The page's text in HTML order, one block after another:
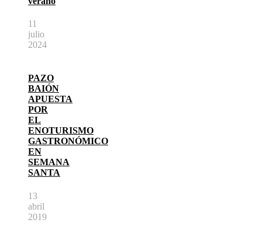
11
julio
2024
PAZO
BAIÓN
APUESTA
POR
EL
ENOTURISMO
GASTRONÓMICO
EN
SEMANA
SANTA
13
abril
2019